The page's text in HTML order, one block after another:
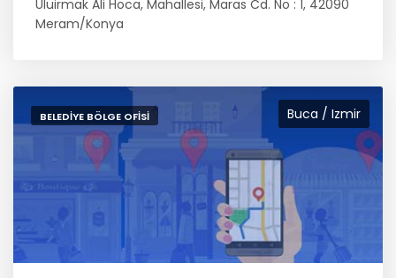
Uluirmak Ali Hoca, Mahallesi, Maras Cd. No : 1, 42090
Meram/Konya
Buca / Izmir
BELEDIYE BÖLGE OFISI